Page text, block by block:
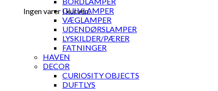
Ingen varer i kurven.
GULVLAMPER
VÆGLAMPER
UDENDØRSLAMPER
LYSKILDER/PÆRER
FATNINGER
HAVEN
DECOR
CURIOSITY OBJECTS
DUFTLYS